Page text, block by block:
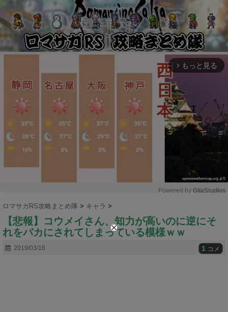
arrow_forward_ios もっと見る
u
Powered by GliaStudios
ロマサガRS攻略まとめ隊 > キャラ >
【悲報】コウメイさん、知力が高いのに逆にそ
れをバカにされてしまっている模様ｗｗ
2019/03/16 1 コメ